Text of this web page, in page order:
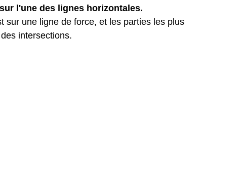
l'une des lignes horizontales.
sur une ligne de force, et les parties les plus
intersections.